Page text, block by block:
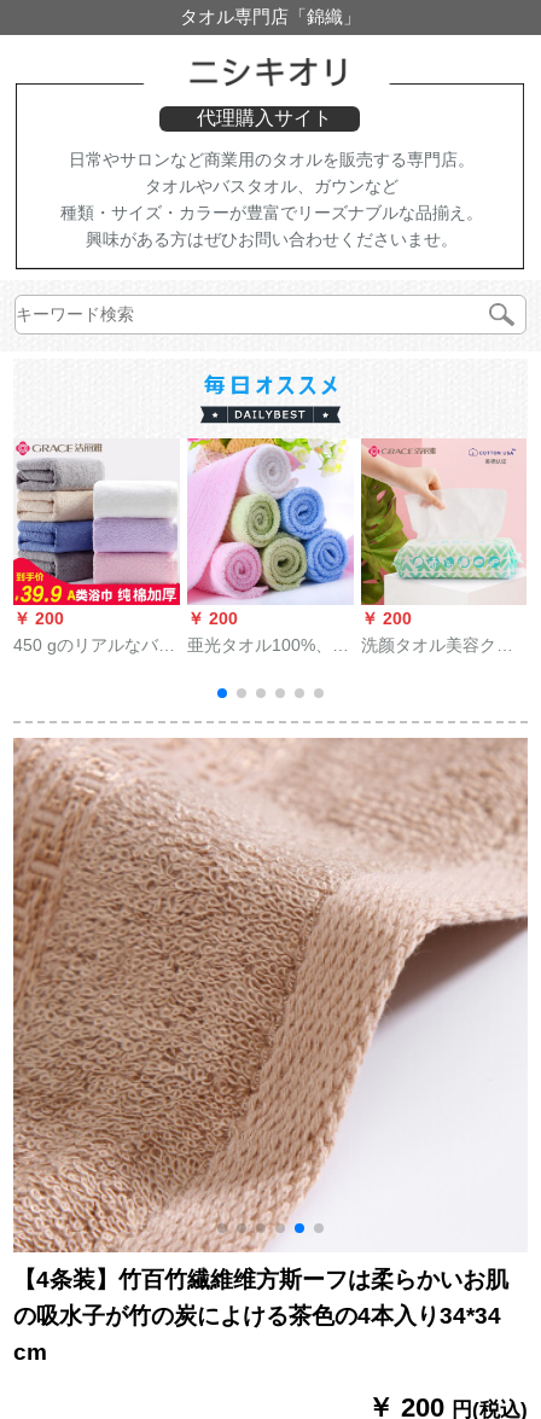
タオル専門店「錦織」
代理購入サイト
日常やサロンなど商業用のタオルを販売する専門店。
タオルやバスタオル、ガウンなど
種類・サイズ・カラーが豊富でリーズナブルな品揃え。
興味がある方はぜひお問い合わせくださいませ。
￥ 200
450 gのリアルなバチ
用バーシオ男女カー
リングプロプロプロ
プロモーション
￥ 200
亜光タオル100%、汗
冊（色ランダ）30*30
cm/34 glam
￥ 200
洗颜タオル美容クレ
【4条装】竹百竹繊維维方斯ーフは柔らかいお肌
の吸水子が竹の炭によける茶色の4本入り34*34
cm
￥ 200 円(税込)